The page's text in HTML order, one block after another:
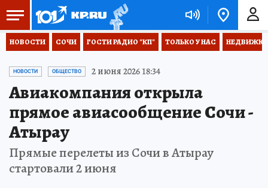
НОВОСТИ СОЧИ ГОСТИ РАДИО "КП" ТОЛЬКО У НАС НЕДВИЖКА
НОВОСТИ ОБЩЕСТВО 2 июня 2026 18:34
Авиакомпания открыла
прямое авиасообщение Сочи -
Атырау
Прямые перелеты из Сочи в Атырау
стартовали 2 июня